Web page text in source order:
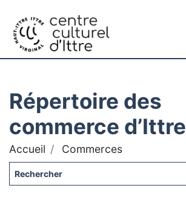
Répertoire des
commerce d’Ittre
Accueil Commerces